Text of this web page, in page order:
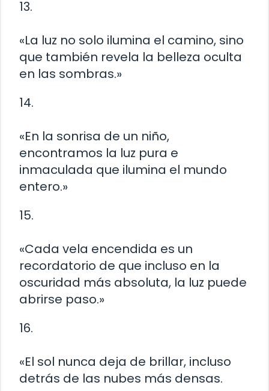
13.
«La luz no solo ilumina el camino, sino
que también revela la belleza oculta
en las sombras.»
14.
«En la sonrisa de un niño,
encontramos la luz pura e
inmaculada que ilumina el mundo
entero.»
15.
«Cada vela encendida es un
recordatorio de que incluso en la
oscuridad más absoluta, la luz puede
abrirse paso.»
16.
«El sol nunca deja de brillar, incluso
detrás de las nubes más densas.